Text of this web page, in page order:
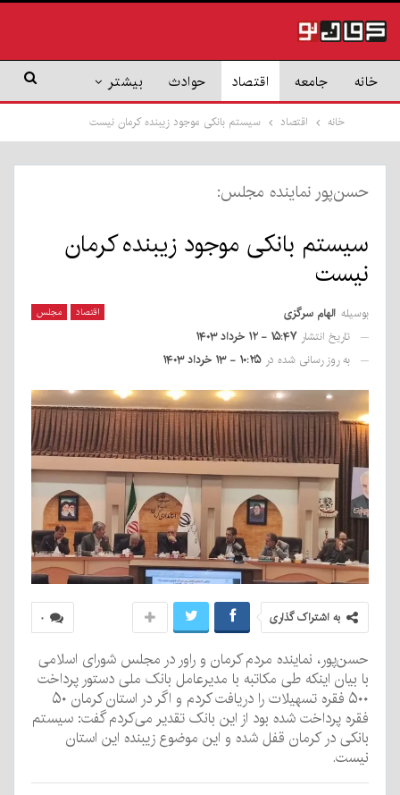
خانه جامعه اقتصاد حوادث بیشتر
خانه اقتصاد سیستم بانکی موجود زیبنده کرمان نیست
حسن‌پور نماینده مجلس:
سیستم بانکی موجود زیبنده کرمان
نیست
اقتصاد مجلس بوسیله الهام سرگزی
تاریخ انتشار ۱۵:۴۷ - ۱۲ خرداد ۱۴۰۳
به روز رسانی شده در ۱۰:۲۵ - ۱۳ خرداد ۱۴۰۳
۰ به اشتراک گذاری
حسن‌پور، نماینده مردم کرمان و راور در مجلس شورای اسلامی
با بیان اینکه طی مکاتبه با مدیرعامل بانک ملی دستور پرداخت
۵۰۰ فقره تسهیلات را دریافت کردم و اگر در استان کرمان ۵۰
فقره پرداخت شده بود از این بانک تقدیر می‌کردم گفت: سیستم
بانکی در کرمان قفل شده و این موضوع زیبنده این استان
نیست.